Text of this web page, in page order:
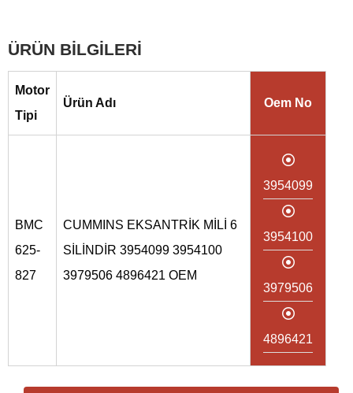
ÜRÜN BİLGİLERİ
Motor
Tipi
Ürün Adı Oem No
BMC
625-
827
CUMMINS EKSANTRİK MİLİ 6
SİLİNDİR 3954099 3954100
3979506 4896421 OEM
3954099
3954100
3979506
4896421